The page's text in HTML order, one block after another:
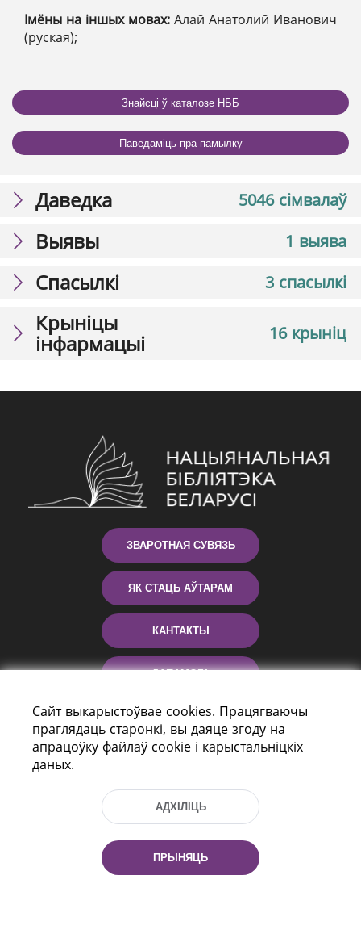
Імёны на іншых мовах: Алай Анатолий Иванович
(руская);
Знайсці ў каталозе НББ
Паведаміць пра памылку
5046 сімвалаў
Даведка
1 выява
Выявы
3 спасылкі
Спасылкі
16 крыніц
Крыніцы
інфармацыі
ЗВАРОТНАЯ СУВЯЗЬ
ЯК СТАЦЬ АЎТАРАМ
КАНТАКТЫ
ДАПАМОГА
праспект Незалежнасці 116
г. Мiнск, Рэспубліка Беларусь, 220114
Тэл.: (+375 17) 368 37 37, Факс: (+375 17)
Сайт выкарыстоўвае cookies. Працягваючы
праглядаць старонкі, вы даяце згоду на
апрацоўку файлаў cookie і карыстальніцкіх
даных.
АДХІЛІЦЬ
ПРЫНЯЦЬ